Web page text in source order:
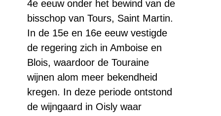
4e eeuw onder het bewind van de
bisschop van Tours, Saint Martin.
In de 15e en 16e eeuw vestigde
de regering zich in Amboise en
Blois, waardoor de Touraine
wijnen alom meer bekendheid
kregen. In deze periode ontstond
de wijngaard in Oisly waar